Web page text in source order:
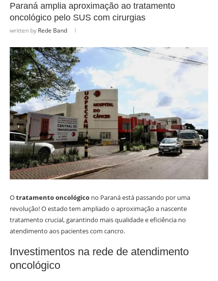
Paraná amplia aproximação ao tratamento
oncológico pelo SUS com cirurgias
written by Rede Band
Otratamento oncológico no Paraná está passando por uma
revolução! O estado tem ampliado o aproximação a nascente
tratamento crucial, garantindo mais qualidade e eficiência no
atendimento aos pacientes com cancro.
Investimentos na rede de atendimento
oncológico